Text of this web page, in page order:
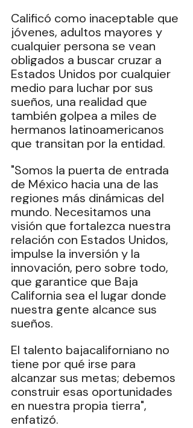
Calificó como inaceptable que
jóvenes, adultos mayores y
cualquier persona se vean
obligados a buscar cruzar a
Estados Unidos por cualquier
medio para luchar por sus
sueños, una realidad que
también golpea a miles de
hermanos latinoamericanos
que transitan por la entidad.
"Somos la puerta de entrada
de México hacia una de las
regiones más dinámicas del
mundo. Necesitamos una
visión que fortalezca nuestra
relación con Estados Unidos,
impulse la inversión y la
innovación, pero sobre todo,
que garantice que Baja
California sea el lugar donde
nuestra gente alcance sus
sueños.
El talento bajacaliforniano no
tiene por qué irse para
alcanzar sus metas; debemos
construir esas oportunidades
en nuestra propia tierra",
enfatizó.